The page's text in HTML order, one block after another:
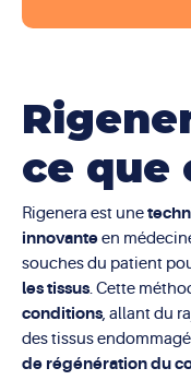
ce que
Rigenera est une
innovanteen
souches du patient
les tissus. Cette
conditions, allant du
des tissus
de régénération du